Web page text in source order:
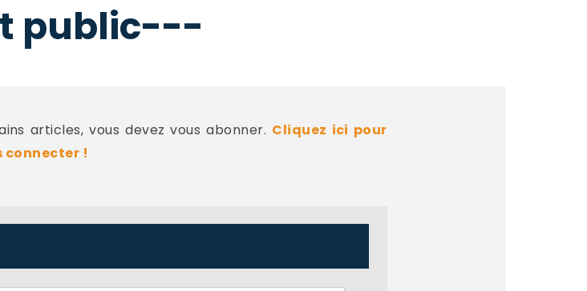
public---
articles, vous devez vous abonner. Cliquez ici pour
connecter !